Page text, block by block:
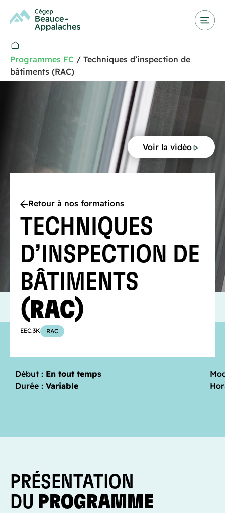
Programmes FC / Techniques d’inspection de
bâtiments (RAC)
Retour à nos formations
TECHNIQUES
D’INSPECTION DE
BÂTIMENTS
(RAC)
EEC.3K RAC
Voir la vidéo
Début : En tout temps
Durée : Variable
PRÉSENTATION
DU PROGRAMME